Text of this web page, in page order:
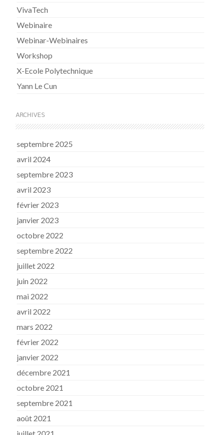
VivaTech
Webinaire
Webinar-Webinaires
Workshop
X-Ecole Polytechnique
Yann Le Cun
ARCHIVES
septembre 2025
avril 2024
septembre 2023
avril 2023
février 2023
janvier 2023
octobre 2022
septembre 2022
juillet 2022
juin 2022
mai 2022
avril 2022
mars 2022
février 2022
janvier 2022
décembre 2021
octobre 2021
septembre 2021
août 2021